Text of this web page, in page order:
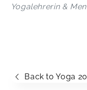
Yogalehrerin &